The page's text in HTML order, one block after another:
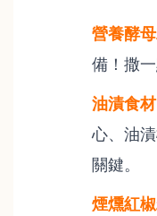
營養酵
備！撒
油漬食材
心、油
關鍵。
煙燻紅